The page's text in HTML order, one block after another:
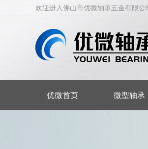
欢迎进入佛山市优微轴承五金有限公
优微首页 微型轴承